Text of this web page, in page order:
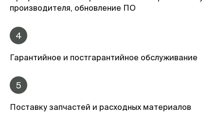
производителя, обновление ПО
4
Гарантийное и постгарантийное обслуживание
5
Поставку запчастей и расходных материалов